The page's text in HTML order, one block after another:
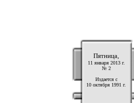
Пятница,
11 января 2013 г.
№ 2
Издается с
10 октября 1991 г.